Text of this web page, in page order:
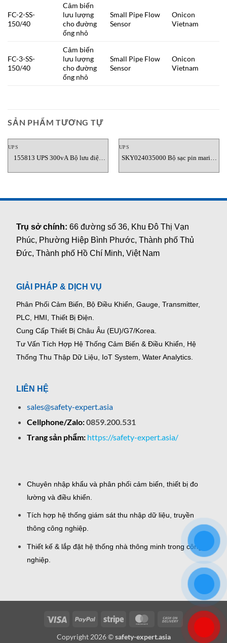
FC-2-SS-
150/40
Cảm biến
lưu lượng
cho đường
ống nhỏ
Small Pipe Flow
Sensor
Onicon
Vietnam
FC-3-SS-
150/40
Cảm biến
lưu lượng
cho đường
ống nhỏ
Small Pipe Flow
Sensor
Onicon
Vietnam
SẢN PHẨM TƯƠNG TỰ
UPS
155813 UPS 300vA Bộ lưu điện
UPS
SKY024035000 Bộ sạc pin marine
Energy Vietnam
Trụ sở chính:66 đường số 36, Khu Đô Thị Vạn
Phúc, Phường Hiệp Bình Phước, Thành phố Thủ
Đức, Thành phố Hồ Chí Minh, Việt Nam
GIẢI PHÁP & DỊCH VỤ
Phân Phối Cảm Biến, Bộ Điều Khiển, Gauge, Transmitter,
PLC, HMI, Thiết Bị Điện.
Cung Cấp Thiết Bị Châu Âu (EU)/G7/Korea.
Tư Vấn Tích Hợp Hệ Thống Cảm Biến & Điều Khiển, Hệ
Thống Thu Thập Dữ Liệu, IoT System, Water Analytics.
LIÊN HỆ
sales@safety-expert.asia
Cellphone/Zalo:0859.200.531
Trang sản phẩm: https://safety-expert.asia/
Chuyên nhập khẩu và phân phối cảm biến, thiết bị đo
lường và điều khiển.
Tích hợp hệ thống giám sát thu nhập dữ liệu, truyền
thông công nghiệp.
Thiết kế & lắp đặt hệ thống nhà thông minh trong công
nghiệp.
Visa PayPal Stripe MasterCardCash
On
Copyright 2026 ©safety-expert.asia